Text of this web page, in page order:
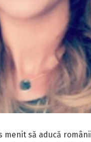
menit să aducă